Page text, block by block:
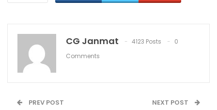
CG Janmat 4123 Posts
0
Comments
PREV POST NEXT POST